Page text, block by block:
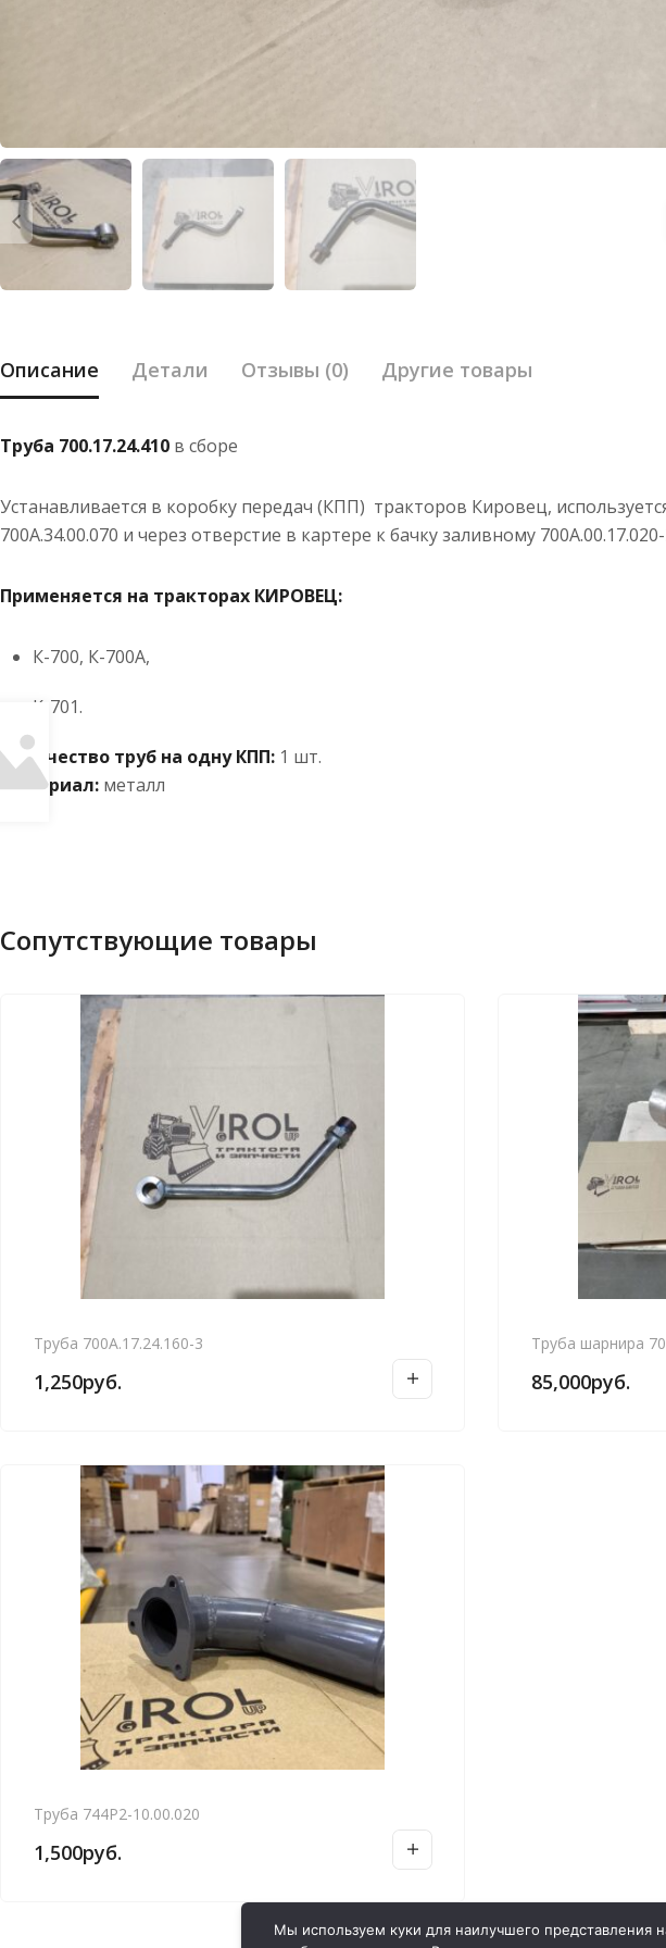
Описание Детали Отзывы (0) Другие товары
Труба 700.17.24.410 в сборе
Устанавливается в коробку передач (КПП) тракторов Кировец,
700А.34.00.070 и через отверстие в картере к бачку заливному
Применяется на тракторах КИРОВЕЦ:
К-700, К-700А,
К-701.
Количество труб на одну КПП: 1 шт.
Материал: металл
Сопутствующие товары
Труба 700А.17.24.160-3
1,250руб.
Труба шарнира
85,000руб.
Труба 744Р2-10.00.020
1,500руб.
Мы используем куки для наилучшего представления